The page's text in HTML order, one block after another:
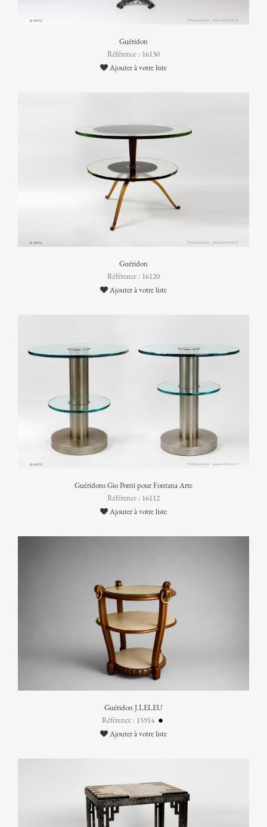
Guéridon
Référence : 16130
Ajouter à votre liste
Guéridon
Référence : 16120
Ajouter à votre liste
Guéridons Gio Ponti pour Fontana Arte
Référence : 16112
Ajouter à votre liste
Guéridon J.LELEU
Référence : 15914
Ajouter à votre liste